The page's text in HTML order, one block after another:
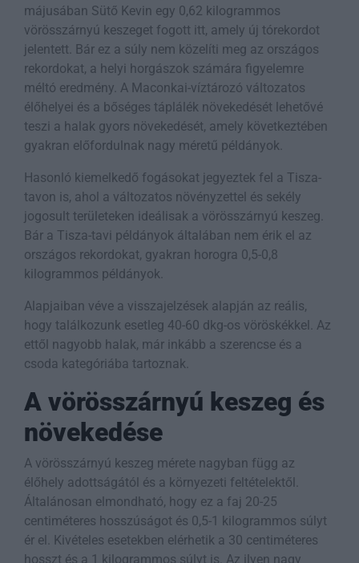
májusában Sütő Kevin egy 0,62 kilogrammos
vörösszárnyú keszeget fogott itt, amely új tórekordot
jelentett. Bár ez a súly nem közelíti meg az országos
rekordokat, a helyi horgászok számára figyelemre
méltó eredmény. A Maconkai-víztározó változatos
élőhelyei és a bőséges táplálék növekedését lehetővé
teszi a halak gyors növekedését, amely következtében
gyakran előfordulnak nagy méretű példányok.
Hasonló kiemelkedő fogásokat jegyeztek fel a Tisza-
tavon is, ahol a változatos növényzettel és sekély
jogosult területeken ideálisak a vörösszárnyú keszeg.
Bár a Tisza-tavi példányok általában nem érik el az
országos rekordokat, gyakran horogra 0,5-0,8
kilogrammos példányok.
Alapjaiban véve a visszajelzések alapján az reális,
hogy találkozunk esetleg 40-60 dkg-os vöröskékkel. Az
ettől nagyobb halak, már inkább a szerencse és a
csoda kategóriába tartoznak.
A vörösszárnyú keszeg és
növekedése
A vörösszárnyú keszeg mérete nagyban függ az
élőhely adottságától és a környezeti feltételektől.
Általánosan elmondható, hogy ez a faj 20-25
centiméteres hosszúságot és 0,5-1 kilogrammos súlyt
ér el. Kivételes esetekben elérhetik a 30 centiméteres
hosszt és a 1 kilogrammos súlyt is. Az ilyen nagy